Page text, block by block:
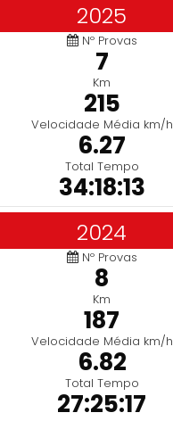
2025
Nº Provas
7
Km
215
Velocidade Média km/h
6.27
Total Tempo
34:18:13
2024
Nº Provas
8
Km
187
Velocidade Média km/h
6.82
Total Tempo
27:25:17